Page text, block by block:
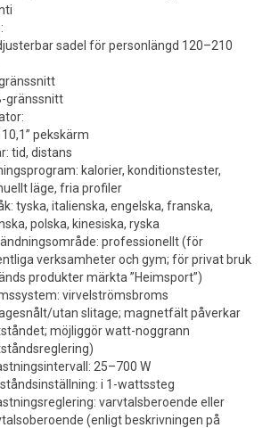
sadel för personlängd 120–210
gränssnitt
10,1” pekskärm
tid, distans
kalorier, konditionstester,
läge, fria profiler
tyska, italienska, engelska, franska,
polska, kinesiska, ryska
professionellt (för
verksamheter och gym; för privat bruk
produkter märkta ”Heimsport”)
virvelströmsbroms
utan slitage; magnetfält påverkar
möjliggör watt-noggrann
25–700 W
i 1-wattssteg
varvtalsberoende eller
(enligt beskrivningen på